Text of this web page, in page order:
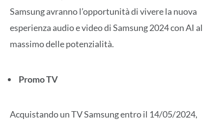
Samsung avranno l’opportunità di vivere la nuova
esperienza audio e video di Samsung 2024 con AI al
massimo delle potenzialità.
Promo TV
Acquistando un TV Samsung entro il 14/05/2024,